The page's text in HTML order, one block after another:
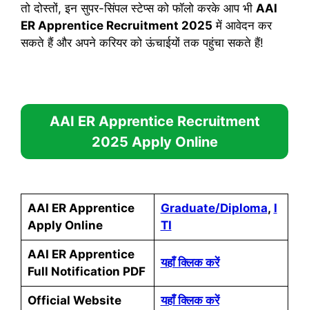
तो दोस्तों, इन सुपर-सिंपल स्टेप्स को फॉलो करके आप भी AAI
ER Apprentice Recruitment 2025 में आवेदन कर
सकते हैं और अपने करियर को ऊंचाईयों तक पहुंचा सकते हैं!
AAI ER Apprentice Recruitment
2025 Apply Online
AAI ER Apprentice
Apply Online
Graduate/Diploma, I
TI
AAI ER Apprentice
Full Notification PDF
यहाँ क्लिक करें
Official Website यहाँ क्लिक करें